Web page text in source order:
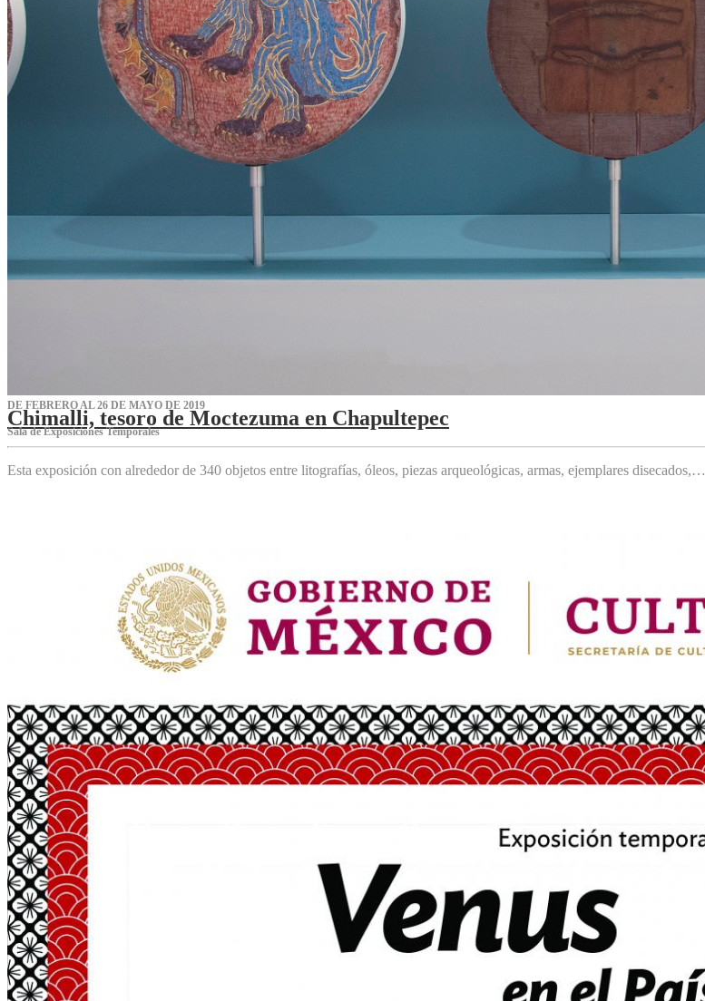
DE FEBRERO AL 26 DE MAYO DE 2019
Chimalli, tesoro de Moctezuma en Chapultepec
Sala de Exposiciones Temporales
Esta exposición con alrededor de 340 objetos entre litografías, óleos, piezas arqueológicas, armas, ejemplares disecados,…